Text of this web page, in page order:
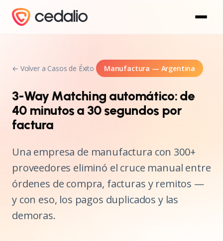
← Volver a Casos de Éxito Manufactura — Argentina
3-Way Matching automático: de
40 minutos a 30 segundos por
factura
Una empresa de manufactura con 300+
proveedores eliminó el cruce manual entre
órdenes de compra, facturas y remitos —
y con eso, los pagos duplicados y las
demoras.